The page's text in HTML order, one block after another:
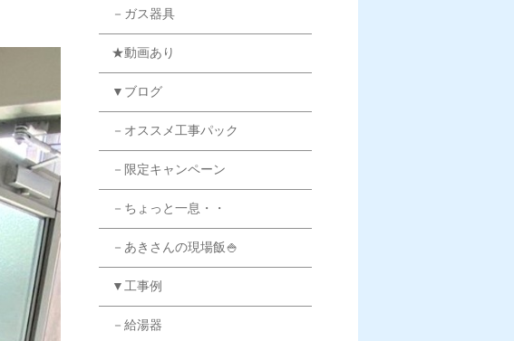
－ガス器具
★動画あり
▼ブログ
－オススメ工事パック
－限定キャンペーン
－ちょっと一息・・
－あきさんの現場飯🍚
▼工事例
－給湯器